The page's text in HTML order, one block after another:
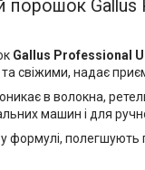
порошок Gallus
Gallus Professional
свіжими, надає
в волокна,
машин і для
формулі,